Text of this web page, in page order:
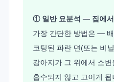
① 일반 요분석 — 집에
가장 간단한 방법은 —
코팅된 파란 면(또는 비
강아지가 그 위에서 소변
흡수되지 않고 고이게